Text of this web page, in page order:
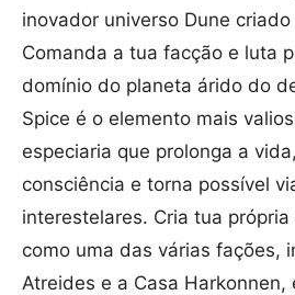
inovador universo Dune
Comanda a tua facção e luta
domínio do planeta árido do
Spice é o elemento mais
especiaria que prolonga a
consciência e torna possível
interestelares. Cria tua
como uma das várias fações,
Atreides e a Casa Harkonnen,